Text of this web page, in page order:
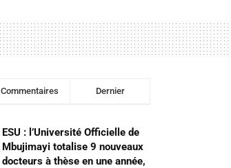
Commentaires Dernier
ESU : l’Université Officielle de
Mbujimayi totalise 9 nouveaux
docteurs à thèse en une année,